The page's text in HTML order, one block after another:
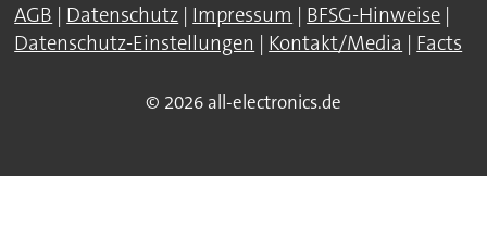
AGB | Datenschutz | Impressum | BFSG-Hinweise |
Datenschutz-Einstellungen | Kontakt/Media | Facts
© 2026 all-electronics.de